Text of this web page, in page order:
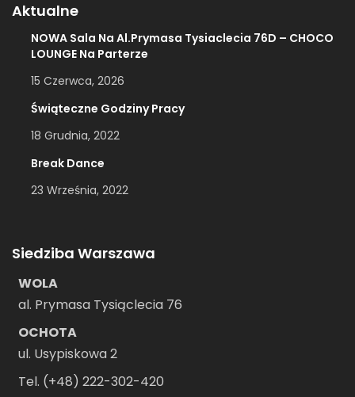
Aktualne
NOWA Sala Na Al.Prymasa Tysiaclecia 76D – CHOCO
LOUNGE Na Parterze
15 Czerwca, 2026
Świąteczne Godziny Pracy
18 Grudnia, 2022
Break Dance
23 Września, 2022
Siedziba Warszawa
WOLA
al. Prymasa Tysiąclecia 76
OCHOTA
ul. Usypiskowa 2
Tel. (+48) 222-302-420